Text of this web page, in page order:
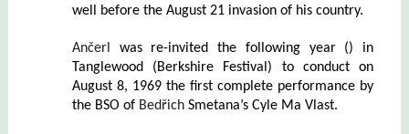
well before the August 21 invasion of his country.
Ančerl
was re-invited the following year () in
Tanglewood (Berkshire Festival) to conduct on
August 8, 1969 the first complete performance by
the BSO of BedřichSmetana’s Cyle Ma Vlast.